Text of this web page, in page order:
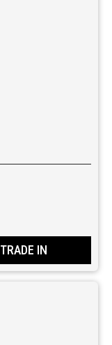
TRADE IN